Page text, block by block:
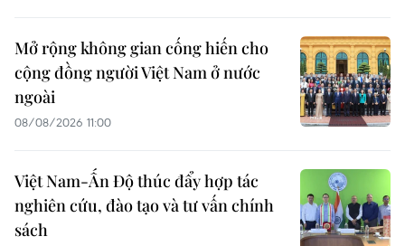
Mở rộng không gian cống hiến cho
cộng đồng người Việt Nam ở nước
ngoài
08/08/2026 11:00
Việt Nam-Ấn Độ thúc đẩy hợp tác
nghiên cứu, đào tạo và tư vấn chính
sách